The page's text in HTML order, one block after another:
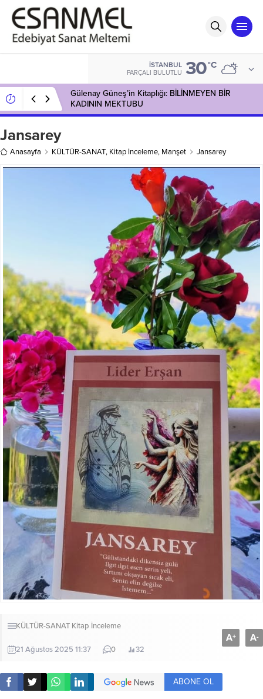
İSTANBUL
PARÇALI BULUTLU 30°C
Gülenay Güneş’in Kitaplığı: BİLİNMEYEN BİR
KADININ MEKTUBU
Jansarey
Anasayfa KÜLTÜR-SANAT, Kitap İnceleme, Manşet Jansarey
KÜLTÜR-SANAT Kitap İnceleme
21 Ağustos 2025 11:37 0 32
A+ A-
ABONE OL